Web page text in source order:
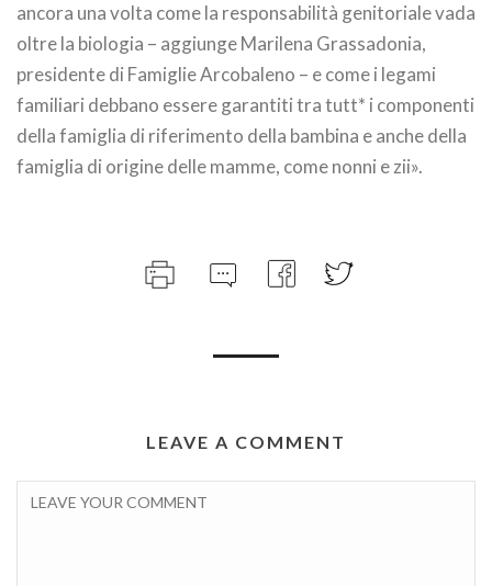
ancora una volta come la responsabilità genitoriale vada
oltre la biologia – aggiunge Marilena Grassadonia,
presidente di Famiglie Arcobaleno – e come i legami
familiari debbano essere garantiti tra tutt* i componenti
della famiglia di riferimento della bambina e anche della
famiglia di origine delle mamme, come nonni e zii».
LEAVE A COMMENT